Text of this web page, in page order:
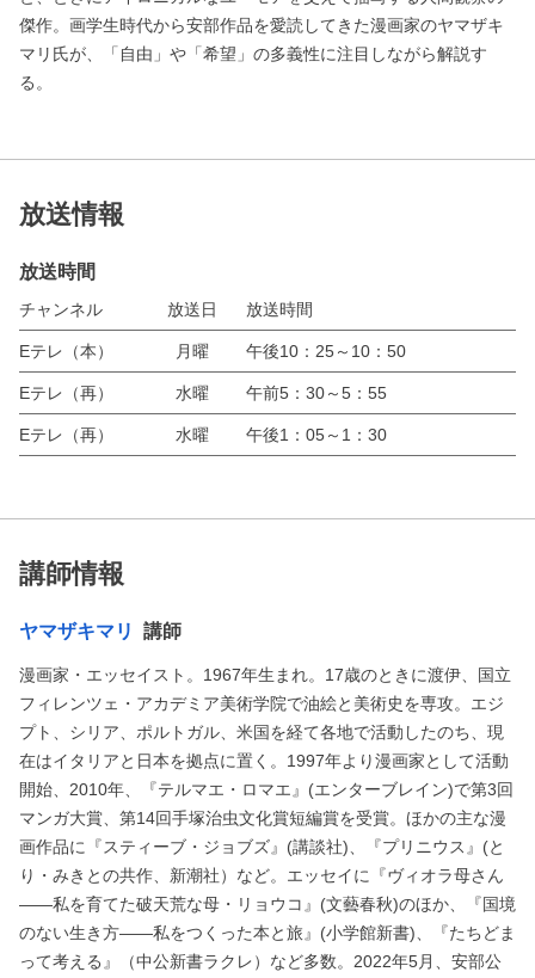
傑作。画学生時代から安部作品を愛読してきた漫画家のヤマザキ
マリ氏が、「自由」や「希望」の多義性に注目しながら解説す
る。
放送情報
放送時間
チャンネル 放送日 放送時間
Eテレ（本） 月曜 午後10：25～10：50
Eテレ（再） 水曜 午前5：30～5：55
Eテレ（再） 水曜 午後1：05～1：30
講師情報
ヤマザキマリ 講師
漫画家・エッセイスト。1967年生まれ。17歳のときに渡伊、国立
フィレンツェ・アカデミア美術学院で油絵と美術史を専攻。エジ
プト、シリア、ポルトガル、米国を経て各地で活動したのち、現
在はイタリアと日本を拠点に置く。1997年より漫画家として活動
開始、2010年、『テルマエ・ロマエ』(エンターブレイン)で第3回
マンガ大賞、第14回手塚治虫文化賞短編賞を受賞。ほかの主な漫
画作品に『スティーブ・ジョブズ』(講談社)、『プリニウス』(と
り・みきとの共作、新潮社）など。エッセイに『ヴィオラ母さん
――私を育てた破天荒な母・リョウコ』(文藝春秋)のほか、『国境
のない生き方――私をつくった本と旅』(小学館新書)、『たちどま
って考える』（中公新書ラクレ）など多数。2022年5月、安部公